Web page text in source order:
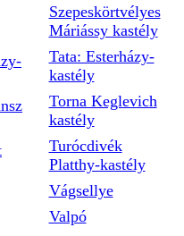
Szepeskörtvélyes
Máriássy kastély
Tata: Esterházy-
kastély
Torna Keglevich
kastély
Turócdivék
Platthy-kastély
Vágsellye
Valpó